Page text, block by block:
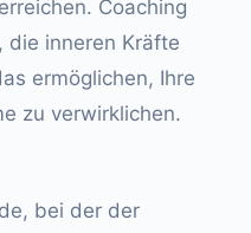
Coaching
die inneren Kräfte
ermöglichen, Ihre
zu verwirklichen.
bei der der